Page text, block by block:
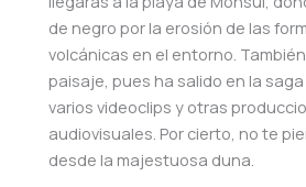
de negro por la erosión de las
volcánicas en el entorno.
paisaje, pues ha salido en la saga
varios videoclips y otras
audiovisuales. Por cierto, no te
desde la majestuosa duna.